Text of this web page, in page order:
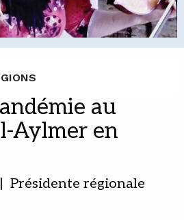
au
Aylmer en
Présidente régionale